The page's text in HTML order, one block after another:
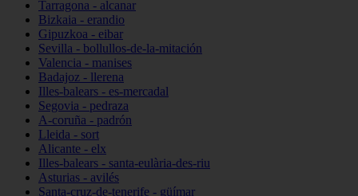
Tarragona - alcanar
Bizkaia - erandio
Gipuzkoa - eibar
Sevilla - bollullos-de-la-mitación
Valencia - manises
Badajoz - llerena
Illes-balears - es-mercadal
Segovia - pedraza
A-coruña - padrón
Lleida - sort
Alicante - elx
Illes-balears - santa-eulària-des-riu
Asturias - avilés
Santa-cruz-de-tenerife - güímar